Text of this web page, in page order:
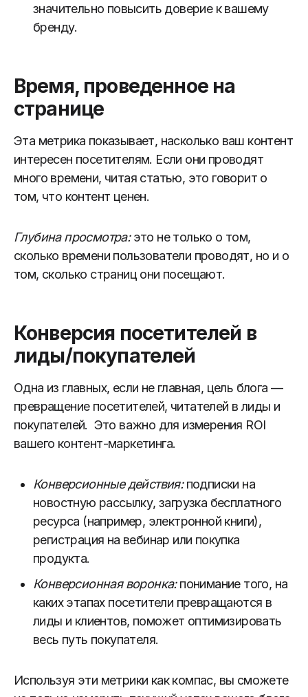
значительно повысить доверие к вашему
бренду.
Время, проведенное на
странице
Эта метрика показывает, насколько ваш контент
интересен посетителям. Если они проводят
много времени, читая статью, это говорит о
том, что контент ценен.
Глубина просмотра:это не только о том,
сколько времени пользователи проводят, но и о
том, сколько страниц они посещают.
Конверсия посетителей в
лиды/покупателей
Одна из главных, если не главная, цель блога —
превращение посетителей, читателей в лиды и
покупателей. Это важно для измерения ROI
вашего контент-маркетинга.
Конверсионные действия:подписки на
новостную рассылку, загрузка бесплатного
ресурса (например, электронной книги),
регистрация на вебинар или покупка
продукта.
Конверсионная воронка:понимание того, на
каких этапах посетители превращаются в
лиды и клиентов, поможет оптимизировать
весь путь покупателя.
Используя эти метрики как компас, вы сможете